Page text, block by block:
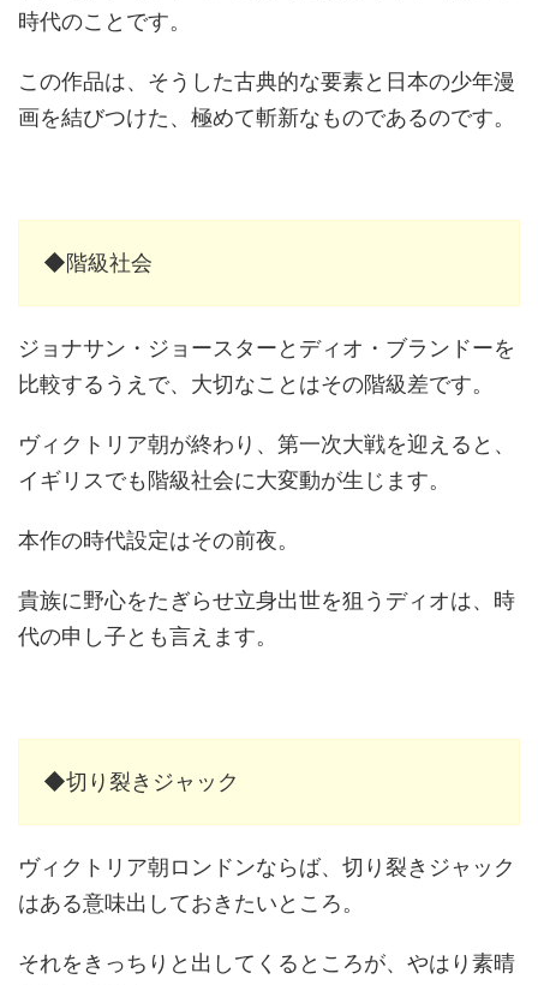
時代のことです。
この作品は、そうした古典的な要素と日本の少年漫
画を結びつけた、極めて斬新なものであるのです。
◆階級社会
ジョナサン・ジョースターとディオ・ブランドーを
比較するうえで、大切なことはその階級差です。
ヴィクトリア朝が終わり、第一次大戦を迎えると、
イギリスでも階級社会に大変動が生じます。
本作の時代設定はその前夜。
貴族に野心をたぎらせ立身出世を狙うディオは、時
代の申し子とも言えます。
◆切り裂きジャック
ヴィクトリア朝ロンドンならば、切り裂きジャック
はある意味出しておきたいところ。
それをきっちりと出してくるところが、やはり素晴